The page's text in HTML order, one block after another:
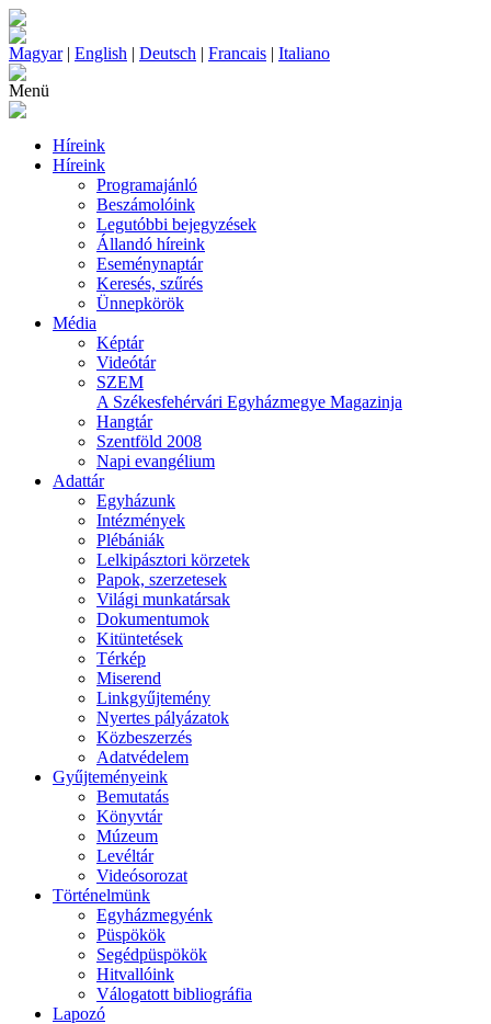
Magyar| English | Deutsch | Francais | Italiano
Menü
Híreink
Híreink
Programajánló
Beszámolóink
Legutóbbi bejegyzések
Állandó híreink
Eseménynaptár
Keresés, szűrés
Ünnepkörök
Média
Képtár
Videótár
SZEM
A Székesfehérvári Egyházmegye Magazinja
Hangtár
Szentföld 2008
Napi evangélium
Adattár
Egyházunk
Intézmények
Plébániák
Lelkipásztori körzetek
Papok, szerzetesek
Világi munkatársak
Dokumentumok
Kitüntetések
Térkép
Miserend
Linkgyűjtemény
Nyertes pályázatok
Közbeszerzés
Adatvédelem
Gyűjteményeink
Bemutatás
Könyvtár
Múzeum
Levéltár
Videósorozat
Történelmünk
Egyházmegyénk
Püspökök
Segédpüspökök
Hitvallóink
Válogatott bibliográfia
Lapozó